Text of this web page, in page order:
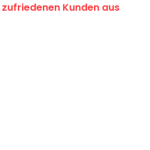
Kunden aus